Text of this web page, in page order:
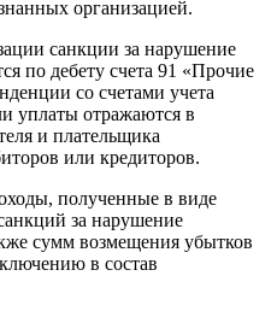
организацией.
санкции за нарушение
по дебету счета 91 «Прочие
со счетами учета
уплаты отражаются в
и плательщика
или кредиторов.
полученные в виде
за нарушение
сумм возмещения убытков
в состав